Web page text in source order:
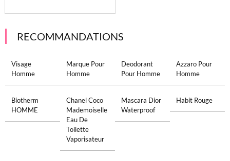
RECOMMANDATIONS
Visage
Homme
Marque Pour
Homme
Deodorant
Pour Homme
Azzaro Pour
Homme
Biotherm
HOMME
Chanel Coco
Mademoiselle
Eau De
Toilette
Vaporisateur
Mascara Dior
Waterproof
Habit Rouge